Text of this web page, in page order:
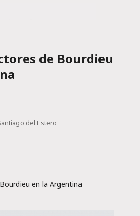
de Bourdieu
del Estero
en la Argentina